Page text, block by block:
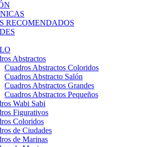
RECOMENDADOS
Abstractos
Cuadros Abstractos Coloridos
Cuadros Abstracto Salón
Cuadros Abstractos Grandes
Cuadros Abstractos Pequeños
Wabi Sabi
Figurativos
Coloridos
de Ciudades
de Marinas